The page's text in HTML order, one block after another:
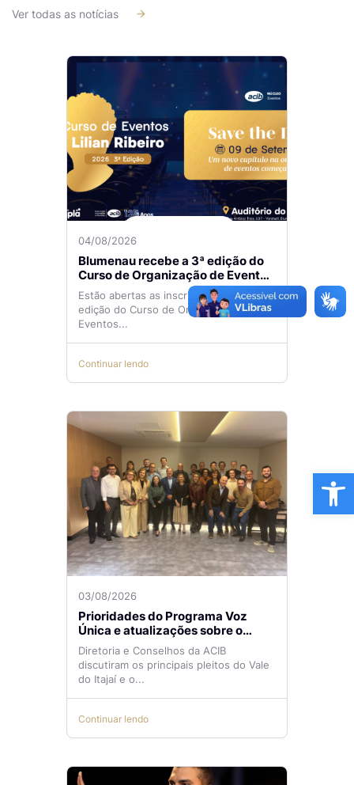
Ver todas as notícias
04/08/2026
Blumenau recebe a 3ª edição do
Curso de Organização de Eventos
Lilian Ribeiro
Estão abertas as inscrições para a 3ª
edição do Curso de Organização de
Eventos...
Continuar lendo
03/08/2026
Prioridades do Programa Voz
Única e atualizações sobre o
Aeroporto de Navegantes são
temas de reunião na ACIB
Diretoria e Conselhos da ACIB
discutiram os principais pleitos do Vale
do Itajaí e o...
Continuar lendo